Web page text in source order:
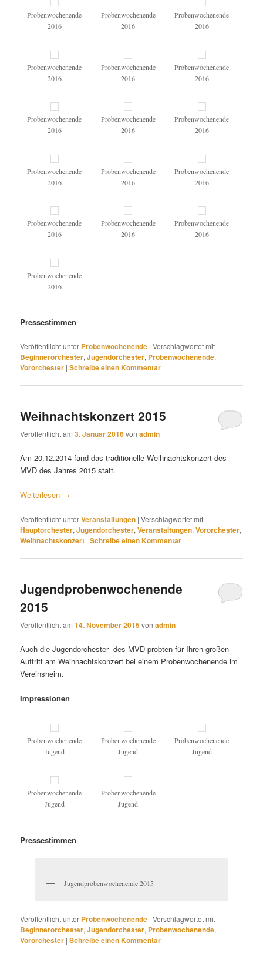
Probenwochenende
2016
Probenwochenende
2016
Probenwochenende
2016
Probenwochenende
2016
Probenwochenende
2016
Probenwochenende
2016
Probenwochenende
2016
Probenwochenende
2016
Probenwochenende
2016
Probenwochenende
2016
Probenwochenende
2016
Probenwochenende
2016
Probenwochenende
2016
Probenwochenende
2016
Probenwochenende
2016
Probenwochenende
2016
Pressestimmen
Veröffentlicht unter Probenwochenende |Verschlagwortet mit
Beginnerorchester,Jugendorchester, Probenwochenende,
Vororchester |Schreibe einen Kommentar
Weihnachtskonzert 2015
Veröffentlicht am3. Januar 2016vonadmin
Am 20.12.2014 fand das traditionelle Weihnachtskonzert des
MVD des Jahres 2015 statt.
Weiterlesen →
Veröffentlicht unterVeranstaltungen |Verschlagwortet mit
Hauptorchester,Jugendorchester,Veranstaltungen,Vororchester,
Weihnachtskonzert |Schreibe einen Kommentar
Jugendprobenwochenende
2015
Veröffentlicht am14. November 2015vonadmin
Auch die Jugendorchester des MVD probten für Ihren großen
Auftritt am Weihnachtskonzert bei einem Probenwochenende im
Vereinsheim.
Impressionen
Probenwochenende
Jugend
Probenwochenende
Jugend
Probenwochenende
Jugend
Probenwochenende
Jugend
Probenwochenende
Jugend
Pressestimmen
Jugendprobenwochenende 2015
Veröffentlicht unter Probenwochenende |Verschlagwortet mit
Beginnerorchester,Jugendorchester, Probenwochenende,
Vororchester |Schreibe einen Kommentar